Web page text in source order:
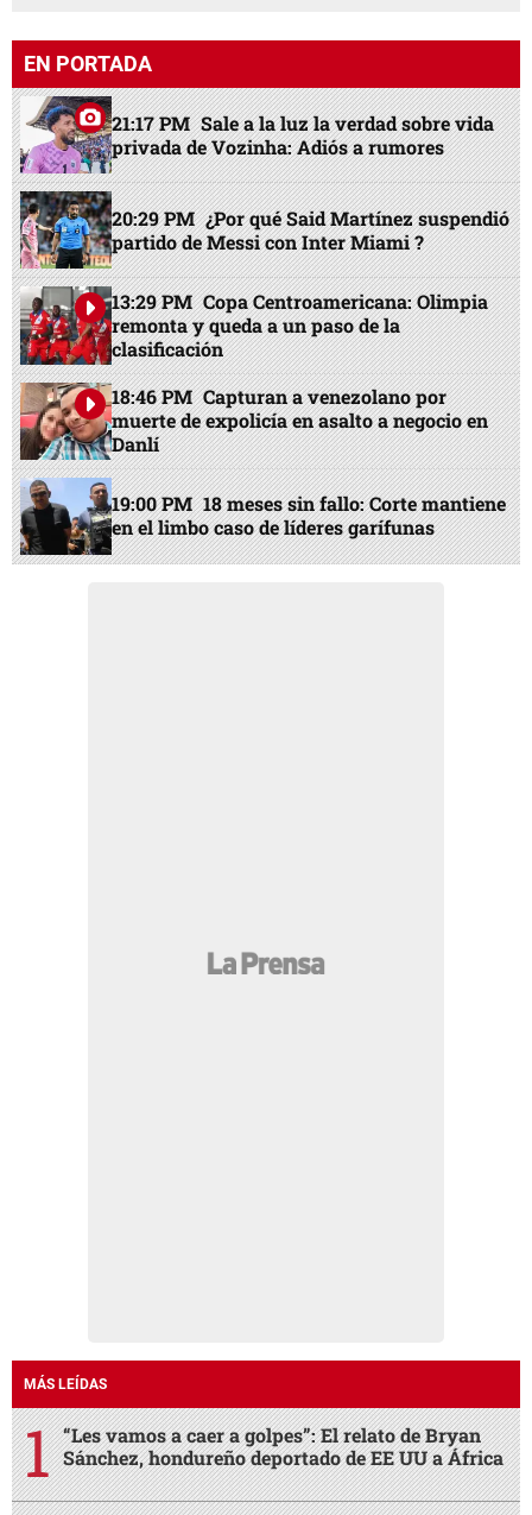
EN PORTADA
21:17 PM Sale a la luz la verdad sobre vida
privada de Vozinha: Adiós a rumores
20:29 PM ¿Por qué Said Martínez suspendió
partido de Messi con Inter Miami ?
13:29 PM Copa Centroamericana: Olimpia
remonta y queda a un paso de la
clasificación
18:46 PM Capturan a venezolano por
muerte de expolicía en asalto a negocio en
Danlí
19:00 PM 18 meses sin fallo: Corte mantiene
en el limbo caso de líderes garífunas
MÁS LEÍDAS
“Les vamos a caer a golpes”: El relato de Bryan
Sánchez, hondureño deportado de EE UU a África